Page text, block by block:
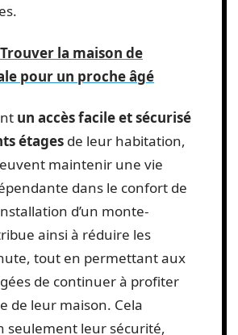
Trouver la maison de
pour un proche âgé
un accès facile et sécurisé
étages de leur habitation,
maintenir une vie
dans le confort de
d’un monte-
ainsi à réduire les
tout en permettant aux
de continuer à profiter
de leur maison. Cela
seulement leur sécurité,